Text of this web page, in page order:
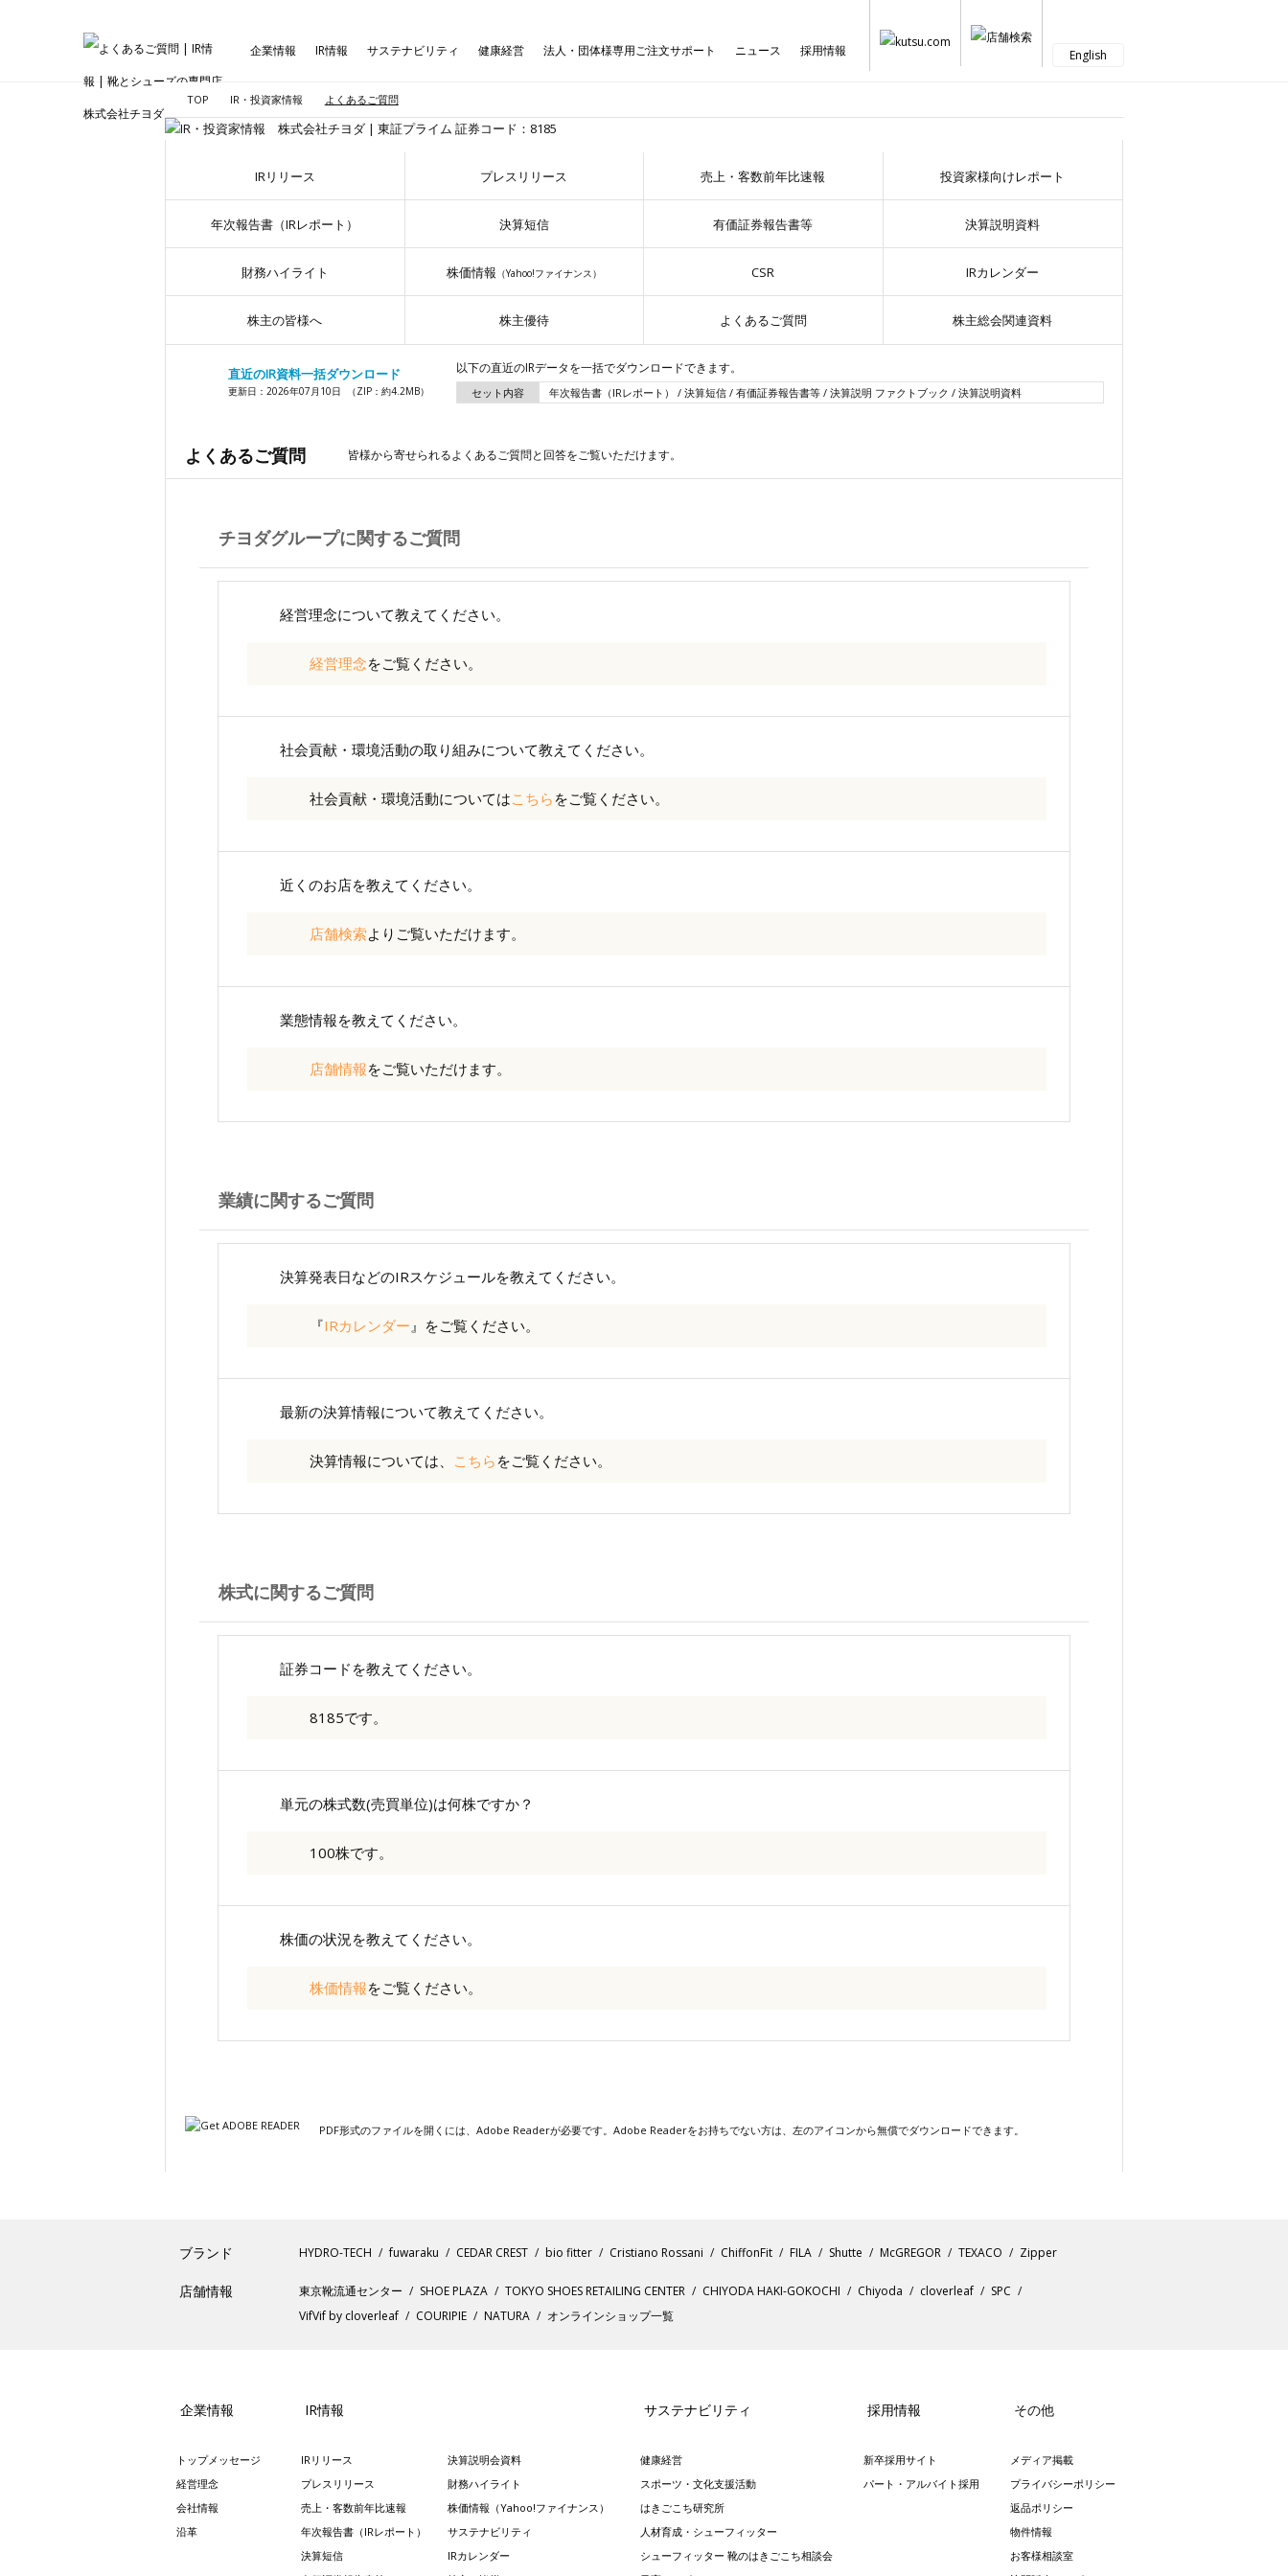
企業情報 IR情報 サステナビリティ 健康経営 法人・団体様専用ご注文サポート ニュース 採用情報 English
TOP IR・投資家情報 よくあるご質問
IRリリース プレスリリース 売上・客数前年比速報 投資家様向けレポート
年次報告書（IRレポート） 決算短信 有価証券報告書等 決算説明資料
財務ハイライト 株価情報 （Yahoo!ファイナンス） CSR IRカレンダー
株主の皆様へ 株主優待 よくあるご質問 株主総会関連資料
直近のIR資料一括ダウンロード
更新日：2026年07月10日 （ZIP：約4.2MB）
以下の直近のIRデータを一括でダウンロードできます。
セット内容 年次報告書（IRレポート） / 決算短信 / 有価証券報告書等 / 決算説明 ファクトブック / 決算説明資料
よくあるご質問 皆様から寄せられるよくあるご質問と回答をご覧いただけます。
チヨダグループに関するご質問
経営理念について教えてください。
経営理念をご覧ください。
社会貢献・環境活動の取り組みについて教えてください。
社会貢献・環境活動についてはこちら をご覧ください。
近くのお店を教えてください。
店舗検索よりご覧いただけます。
業態情報を教えてください。
店舗情報をご覧いただけます。
業績に関するご質問
決算発表日などのIRスケジュールを教えてください。
『IRカレンダー』をご覧ください。
最新の決算情報について教えてください。
決算情報については、 こちら をご覧ください。
株式に関するご質問
証券コードを教えてください。
8185です。
単元の株式数(売買単位)は何株ですか？
100株です。
株価の状況を教えてください。
株価情報をご覧ください。
PDF形式のファイルを開くには、Adobe Readerが必要です。Adobe Readerをお持ちでない方は、左のアイコンから無償でダウンロードできます。
ブランド HYDRO-TECH fuwaraku CEDAR CREST bio fitter Cristiano Rossani ChiffonFit FILA Shutte McGREGOR TEXACO Zipper
店舗情報 東京靴流通センター SHOE PLAZA TOKYO SHOES RETAILING CENTER CHIYODA HAKI-GOKOCHI Chiyoda cloverleaf
SPC
VifVif by cloverleaf
COURIPIE NATURA オンラインショップ一覧
企業情報
トップメッセージ
経営理念
会社情報
沿革
IR情報
IRリリース
プレスリリース
売上・客数前年比速報
年次報告書（IRレポート）
決算短信
決算説明会資料
財務ハイライト
株価情報（Yahoo!ファイナンス）
サステナビリティ
IRカレンダー
サステナビリティ
健康経営
スポーツ・文化支援活動
はきごこち研究所
人材育成・シューフィッター
シューフィッター 靴のはきごこち相談会
採用情報
新卒採用サイト
パート・アルバイト採用
その他
メディア掲載
プライバシーポリシー
返品ポリシー
物件情報
お客様相談室